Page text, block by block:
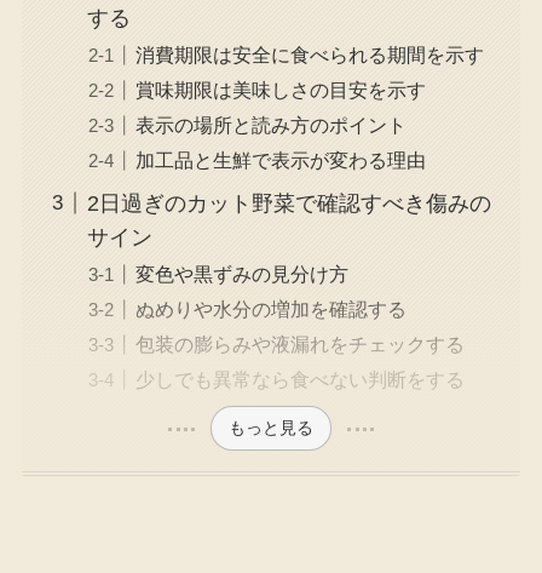
する
消費期限は安全に食べられる期間を示す
賞味期限は美味しさの目安を示す
表示の場所と読み方のポイント
加工品と生鮮で表示が変わる理由
2日過ぎのカット野菜で確認すべき傷みの
サイン
変色や黒ずみの見分け方
ぬめりや水分の増加を確認する
包装の膨らみや液漏れをチェックする
少しでも異常なら食べない判断をする
もっと見る